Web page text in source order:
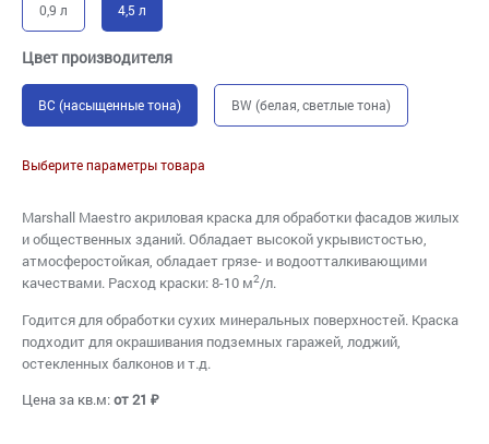
0,9 л 4,5 л
Цвет производителя
BC (насыщенные тона) BW (белая, светлые тона)
Выберите параметры товара
Marshall Maestro акриловая краска для обработки фасадов жилых
и общественных зданий. Обладает высокой укрывистостью,
атмосферостойкая, обладает грязе- и водоотталкивающими
качествами. Расход краски: 8-10 м2/л.
Годится для обработки сухих минеральных поверхностей. Краска
подходит для окрашивания подземных гаражей, лоджий,
остекленных балконов и т.д.
Цена за кв.м:от 21 ₽